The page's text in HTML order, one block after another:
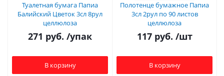
Туалетная бумага Папиа
Балийский Цветок 3сл 8рул
целлюлоза
271 руб. /упак
В корзину
Полотенце бумажное Папиа
3сл 2рул по 90 листов
целлюлоза
117руб. /шт
В корзину